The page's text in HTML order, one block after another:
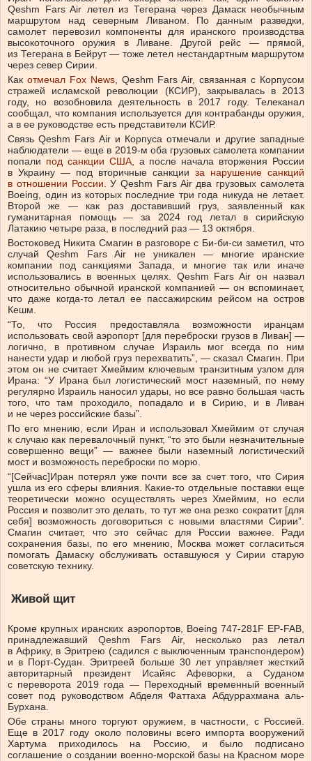
Qeshm Fars Air летел из Тегерана через Дамаск необычным
маршрутом над северным Ливаном. По данным разведки,
самолет перевозил компоненты для иранского производства
высокоточного оружия в Ливане. Другой рейс — прямой,
из Тегерана в Бейрут — тоже летел нестандартным маршрутом
через север Сирии.
Как отмечал Fox News, Qeshm Fars Air, связанная с Корпусом
стражей исламской революции (КСИР), закрывалась в 2013
году, но возобновила деятельность в 2017 году. Телеканал
сообщал, что компания используется для контрабанды оружия,
а в ее руководстве есть представители КСИР.
Связь Qeshm Fars Air и Корпуса отмечали и другие западные
наблюдатели — еще в 2019-м оба грузовых самолета компании
попали под санкции США, а после начала вторжения России
в Украину — под вторичные санкции за нарушение санкций
в отношении России . У Qeshm Fars Air два грузовых самолета
Boeing, один из которых последние три года никуда не летает.
Второй же — как раз доставивший груз, заявленный как
гуманитарная помощь — за 2024 год летал в сирийскую
Латакию четыре раза, в последний раз — 13 октября.
Востоковед Никита Смагин в разговоре с Би-би-си заметил, что
случай Qeshm Fars Air не уникален — многие иранские
компании под санкциями Запада, и многие так или иначе
использовались в военных целях. Qeshm Fars Air он назвал
относительно обычной иранской компанией — он вспоминает,
что даже когда-то летал ее пассажирским рейсом на остров
Кешм.
“То, что Россия предоставляла возможности иранцам
использовать свой аэропорт [для переброски грузов в Ливан] —
логично, в противном случае Израиль мог всегда по ним
нанести удар и любой груз перехватить”, — сказал Смагин. При
этом он не считает Хмеймим ключевым транзитным узлом для
Ирана: “У Ирана был логистический мост наземный, по нему
регулярно Израиль наносил удары, но все равно большая часть
того, что там проходило, попадало и в Сирию, и в Ливан
и не через российские базы”.
По его мнению, если Иран и использовал Хмеймим от случая
к случаю как перевалочный пункт, “то это были незначительные
совершенно вещи” — важнее были наземный логистический
мост и возможность переброски по морю.
“[Сейчас]Иран потерял уже почти все за счет того, что Сирия
ушла из его сферы влияния. Какие-то отдельные поставки еще
теоретически можно осуществлять через Хмеймим, но если
Россия и позволит это делать, то тут же она резко сократит [для
себя] возможность договориться с новыми властями Сирии”.
Смагин считает, что это сейчас для России важнее. Ради
сохранения базы, по его мнению, Москва может согласиться
помогать Дамаску обслуживать оставшуюся у Сирии старую
советскую технику.
Живой щит
Кроме крупных иранских аэропортов, Boeing 747-281F EP-FAB,
принадлежавший Qeshm Fars Air, несколько раз летал
в Африку, в Эритрею (садился с выключенным транспондером)
и в Порт-Судан. Эритреей больше 30 лет управляет жесткий
авторитарный президент Исайяс Афеворки, а Суданом
с переворота 2019 года — Переходный временный военный
совет под руководством Абделя Фаттаха Абдуррахмана аль-
Бурхана.
Обе страны много торгуют оружием, в частности, с Россией.
Еще в 2017 году около половины всего импорта вооружений
Хартума приходилось на Россию, и было подписано
соглашение о создании военно-морской базы на Красном море